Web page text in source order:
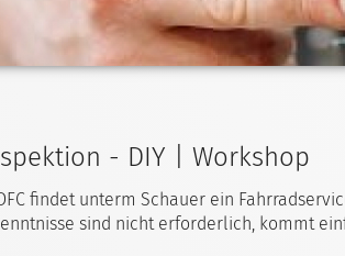
- DIY | Workshop
findet unterm Schauer ein
sind nicht erforderlich, kommt